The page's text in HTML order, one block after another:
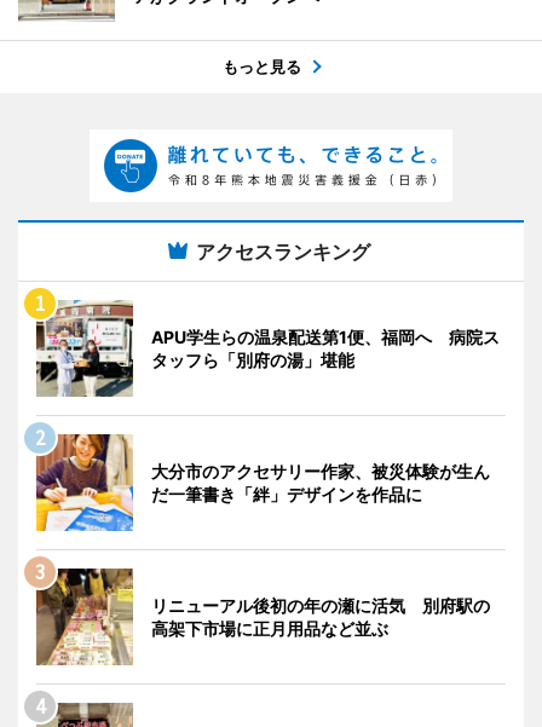
もっと見る
アクセスランキング
APU学生らの温泉配送第1便、福岡へ 病院ス
タッフら「別府の湯」堪能
大分市のアクセサリー作家、被災体験が生ん
だ一筆書き「絆」デザインを作品に
リニューアル後初の年の瀬に活気 別府駅の
高架下市場に正月用品など並ぶ